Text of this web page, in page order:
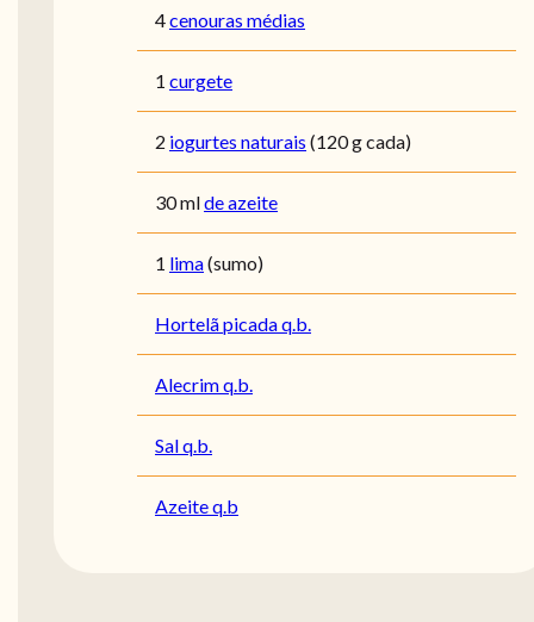
4cenouras médias
1 curgete
2 iogurtes naturais (120 g cada)
30mlde azeite
1 lima(sumo)
Hortelã picada q.b.
Alecrim q.b.
Sal q.b.
Azeite q.b